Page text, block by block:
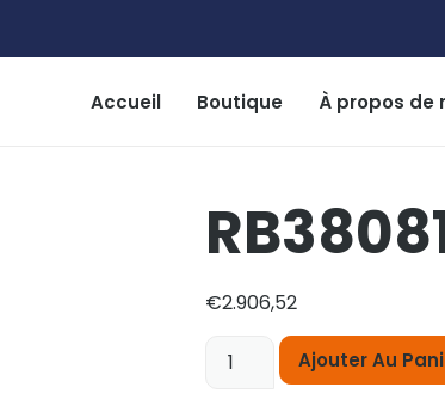
Accueil Boutique À propos de
€2.906,52
Ajouter Au